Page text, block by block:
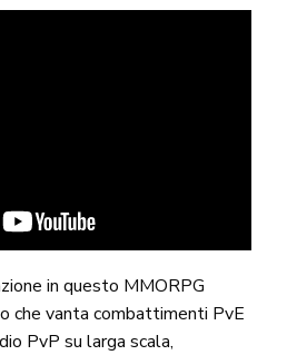
in questo MMORPG
che vanta combattimenti PvE
PvP su larga scala,